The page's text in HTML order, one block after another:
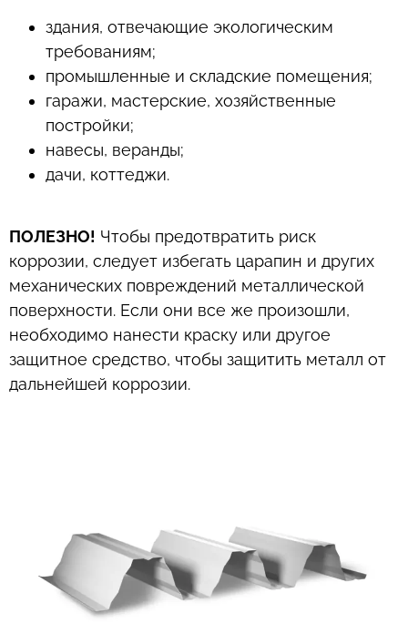
здания, отвечающие экологическим
требованиям;
промышленные и складские помещения;
гаражи, мастерские, хозяйственные
постройки;
навесы, веранды;
дачи, коттеджи.
ПОЛЕЗНО! Чтобы предотвратить риск
коррозии, следует избегать царапин и других
механических повреждений металлической
поверхности. Если они все же произошли,
необходимо нанести краску или другое
защитное средство, чтобы защитить металл от
дальнейшей коррозии.